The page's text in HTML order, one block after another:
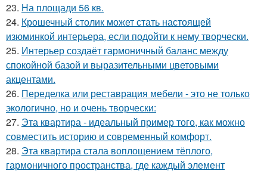
23. На площади 56 кв.
24. Крошечный столик может стать настоящей
изюминкой интерьера, если подойти к нему творчески.
25. Интерьер создаёт гармоничный баланс между
спокойной базой и выразительными цветовыми
акцентами.
26. Переделка или реставрация мебели - это не только
экологично, но и очень творчески:
27. Эта квартира - идеальный пример того, как можно
совместить историю и современный комфорт.
28. Эта квартира стала воплощением тёплого,
гармоничного пространства, где каждый элемент